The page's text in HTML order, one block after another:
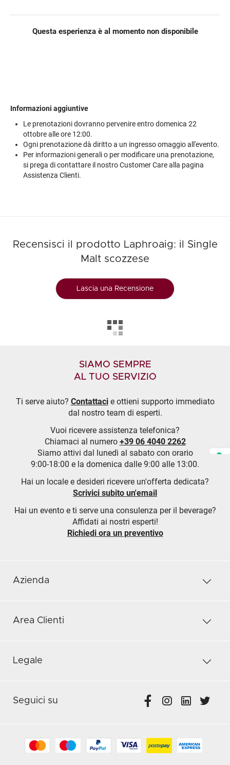
Questa esperienza è al momento non disponibile
Informazioni aggiuntive
Le prenotazioni dovranno pervenire entro domenica 22
ottobre alle ore 12:00.
Ogni prenotazione dà diritto a un ingresso omaggio all'evento.
Per informazioni generali o per modificare una prenotazione,
si prega di contattare il nostro Customer Care alla pagina
Assistenza Clienti.
Recensisci il prodotto Laphroaig: il Single
Malt scozzese
Lascia una Recensione
SIAMO SEMPRE
AL TUO SERVIZIO
Ti serve aiuto? Contattacie ottieni supporto immediato
dal nostro team di esperti.
Vuoi ricevere assistenza telefonica?
Chiamaci al numero +39 06 4040 2262
Siamo attivi dal lunedì al sabato con orario
9:00-18:00 e la domenica dalle 9:00 alle 13:00.
Hai un locale e desideri ricevere un'offerta dedicata?
Scrivici subito un'email
Hai un evento e ti serve una consulenza per il beverage?
Affidati ai nostri esperti!
Richiedi ora un preventivo
Azienda
Area Clienti
Legale
Seguici su